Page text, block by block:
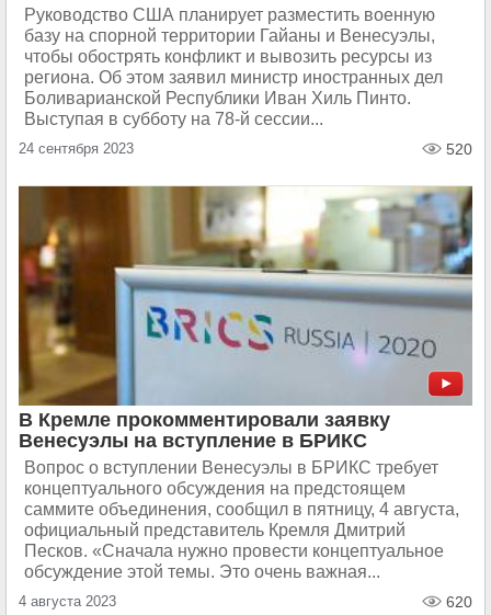
Руководство США планирует разместить военную
базу на спорной территории Гайаны и Венесуэлы,
чтобы обострять конфликт и вывозить ресурсы из
региона. Об этом заявил министр иностранных дел
Боливарианской Республики Иван Хиль Пинто.
Выступая в субботу на 78-й сессии...
24 сентября 2023 520
В Кремле прокомментировали заявку
Венесуэлы на вступление в БРИКС
Вопрос о вступлении Венесуэлы в БРИКС требует
концептуального обсуждения на предстоящем
саммите объединения, сообщил в пятницу, 4 августа,
официальный представитель Кремля Дмитрий
Песков. «Сначала нужно провести концептуальное
обсуждение этой темы. Это очень важная...
4 августа 2023 620